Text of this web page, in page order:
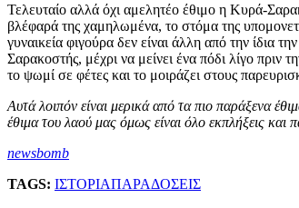
Τελευταίο αλλά όχι αμελητέο έθιμο η Κυρά-
βλέφαρά της χαμηλωμένα, το στόμα της
γυναικεία φιγούρα δεν είναι άλλη από την
Σαρακοστής, μέχρι να μείνει ένα πόδι λίγο πριν
το ψωμί σε φέτες και το μοιράζει στους
Αυτά λοιπόν είναι μερικά από τα πιο παράξενα
έθιμα του λαού μας όμως είναι όλο εκπλήξεις
newsbomb
TAGS: ΙΣΤΟΡΙΑΠΑΡΑΔΟΣΕΙΣ